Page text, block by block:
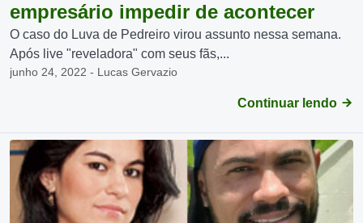
empresário impedir de acontecer
O caso do Luva de Pedreiro virou assunto nessa semana.
Após live "reveladora" com seus fãs,...
junho 24, 2022 - Lucas Gervazio
Continuar lendo